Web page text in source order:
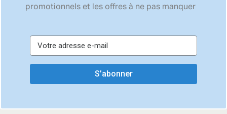
promotionnels et les offres à ne pas manquer
S’abonner